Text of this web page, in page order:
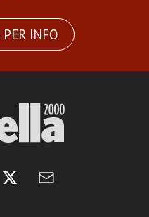
INFO